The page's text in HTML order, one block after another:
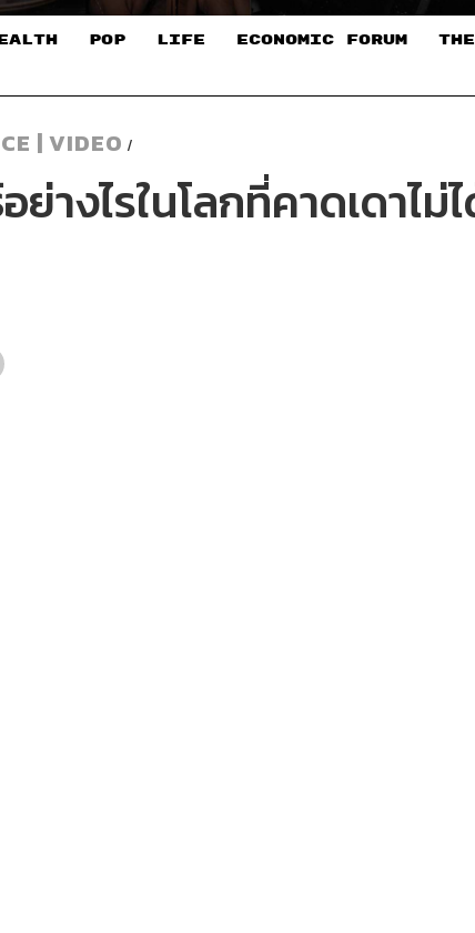
POP LIFE ECONOMIC FORUM
| VIDEO /
างไรในโลกที่คาดเดาไ